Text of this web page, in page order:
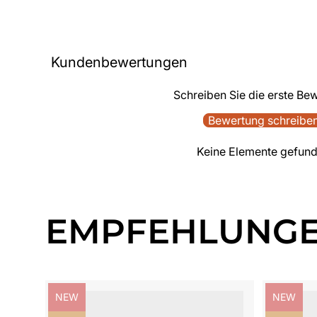
Kundenbewertungen
Schreiben Sie die erste
Bewertung
Keine Elemente
Produktbezeichnung:
NEW NEW